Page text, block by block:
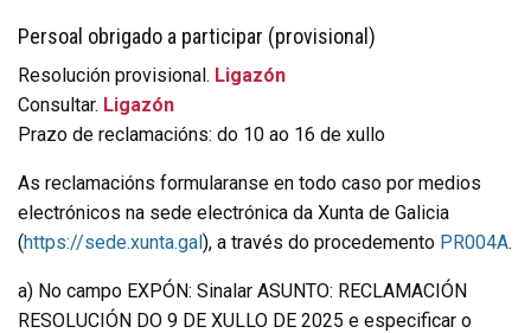
Persoal obrigado a participar (provisional)
Resolución provisional. Ligazón
Consultar. Ligazón
Prazo de reclamacións: do 10 ao 16 de xullo
As reclamacións formularanse en todo caso por medios
electrónicos na sede electrónica da Xunta de Galicia
(https://sede.xunta.gal), a través do procedemento PR004A.
a) No campo EXPÓN: Sinalar ASUNTO: RECLAMACIÓN
RESOLUCIÓN DO 9 DE XULLO DE 2025 e especificar o